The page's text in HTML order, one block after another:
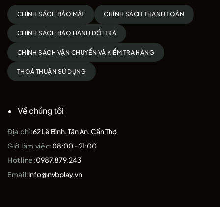
CHÍNH SÁCH BẢO MẬT CHÍNH SÁCH THANH TOÁN
CHÍNH SÁCH BẢO HÀNH ĐỔI TRẢ
CHÍNH SÁCH VẬN CHUYỂN VÀ KIỂM TRA HÀNG
THOẢ THUẬN SỬ DỤNG
Về chúng tôi
Địa chỉ:62 Lê Bình, Tân An, Cần Thơ
Giờ làm việc:08:00 - 21:00
Hotline:0987.879.243
Email:info@nvbplay.vn